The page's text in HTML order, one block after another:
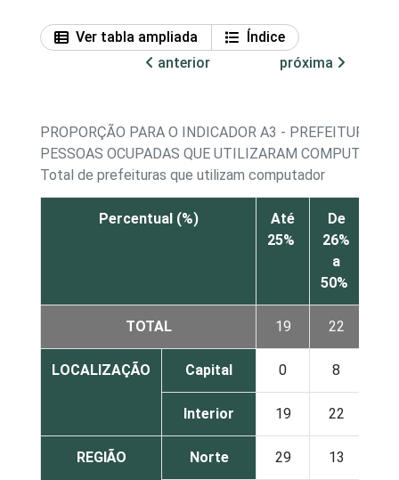
Ver tabla ampliada
Índice
anterior
próxima
PROPORÇÃO PARA O INDICADOR A3 - PREFEITURAS,
PESSOAS OCUPADAS QUE UTILIZARAM
Total de prefeituras que utilizam computador
Percentual (%)
Até
25%
De
26%
a
50%
TOTAL 19 22
LOCALIZAÇÃO Capital 0 8
Interior 19 22
REGIÃO Norte 29 13